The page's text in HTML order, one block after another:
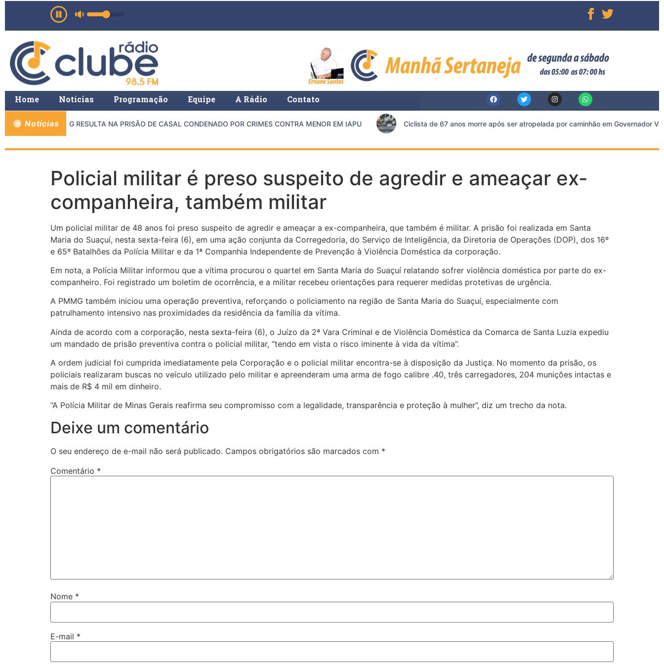
Home Notícias Programação Equipe A Rádio Contato
Notícias
MP E PMMG RESULTA NA PRISÃO DE CASAL CONDENADO POR CRIMES CONTRA MENOR EM IAPU Ciclista de 67 anos morre após ser atropelada por caminhão em Governador
Policial militar é preso suspeito de agredir e ameaçar ex-
companheira, também militar
Um policial militar de 48 anos foi preso suspeito de agredir e ameaçar a ex-companheira, que também é militar. A prisão foi realizada em Santa
Maria do Suaçuí, nesta sexta-feira (6), em uma ação conjunta da Corregedoria, do Serviço de Inteligência, da Diretoria de Operações (DOP), dos 16º
e 65º Batalhões da Polícia Militar e da 1ª Companhia Independente de Prevenção à Violência Doméstica da corporação.
Em nota, a Polícia Militar informou que a vítima procurou o quartel em Santa Maria do Suaçuí relatando sofrer violência doméstica por parte do ex-
companheiro. Foi registrado um boletim de ocorrência, e a militar recebeu orientações para requerer medidas protetivas de urgência.
A PMMG também iniciou uma operação preventiva, reforçando o policiamento na região de Santa Maria do Suaçuí, especialmente com
patrulhamento intensivo nas proximidades da residência da família da vítima.
Ainda de acordo com a corporação, nesta sexta-feira (6), o Juízo da 2ª Vara Criminal e de Violência Doméstica da Comarca de Santa Luzia expediu
um mandado de prisão preventiva contra o policial militar, “tendo em vista o risco iminente à vida da vítima”.
A ordem judicial foi cumprida imediatamente pela Corporação e o policial militar encontra-se à disposição da Justiça. No momento da prisão, os
policiais realizaram buscas no veículo utilizado pelo militar e apreenderam uma arma de fogo calibre .40, três carregadores, 204 munições intactas e
mais de R$ 4 mil em dinheiro.
“A Polícia Militar de Minas Gerais reafirma seu compromisso com a legalidade, transparência e proteção à mulher”, diz um trecho da nota.
Deixe um comentário
O seu endereço de e-mail não será publicado. Campos obrigatórios são marcados com *
Comentário *
Nome *
E-mail *